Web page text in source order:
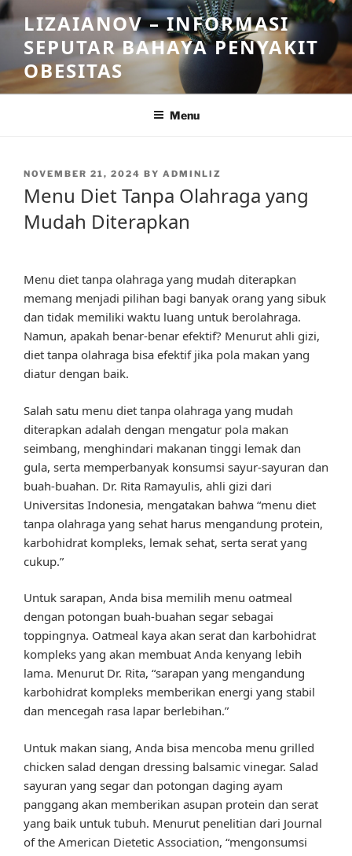
Skip
to
content
LIZAIANOV – INFORMASI
SEPUTAR BAHAYA PENYAKIT
OBESITAS
Menu
POSTED
NOVEMBER 21, 2024 BY ADMINLIZ
Menu Diet Tanpa Olahraga yang
Mudah Diterapkan
Menu diet tanpa olahraga yang mudah diterapkan
memang menjadi pilihan bagi banyak orang yang sibuk
dan tidak memiliki waktu luang untuk berolahraga.
Namun, apakah benar-benar efektif? Menurut ahli gizi,
diet tanpa olahraga bisa efektif jika pola makan yang
diatur dengan baik.
Salah satu menu diet tanpa olahraga yang mudah
diterapkan adalah dengan mengatur pola makan
seimbang, menghindari makanan tinggi lemak dan
gula, serta memperbanyak konsumsi sayur-sayuran dan
buah-buahan. Dr. Rita Ramayulis, ahli gizi dari
Universitas Indonesia, mengatakan bahwa “menu diet
tanpa olahraga yang sehat harus mengandung protein,
karbohidrat kompleks, lemak sehat, serta serat yang
cukup.”
Untuk sarapan, Anda bisa memilih menu oatmeal
dengan potongan buah-buahan segar sebagai
toppingnya. Oatmeal kaya akan serat dan karbohidrat
kompleks yang akan membuat Anda kenyang lebih
lama. Menurut Dr. Rita, “sarapan yang mengandung
karbohidrat kompleks memberikan energi yang stabil
dan mencegah rasa lapar berlebihan.”
Untuk makan siang, Anda bisa mencoba menu grilled
chicken salad dengan dressing balsamic vinegar. Salad
sayuran yang segar dan potongan daging ayam
panggang akan memberikan asupan protein dan serat
yang baik untuk tubuh. Menurut penelitian dari Journal
of the American Dietetic Association, “mengonsumsi